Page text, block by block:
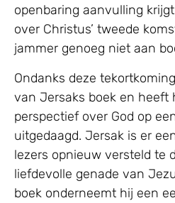
openbaring aanvulling
over Christus’ tweede
jammer genoeg niet aan
Ondanks deze
van Jersaks boek en heeft
perspectief over God op
uitgedaagd. Jersak is er
lezers opnieuw versteld te
liefdevolle genade van
boek onderneemt hij een